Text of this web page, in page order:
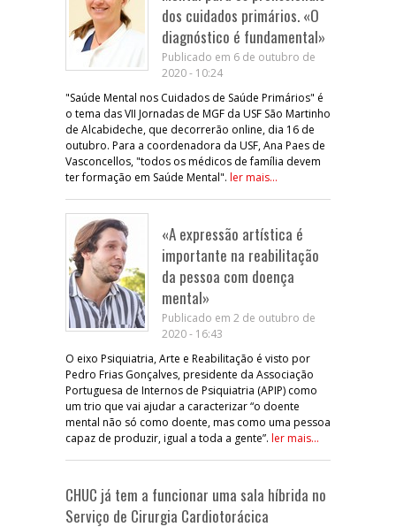
dos cuidados primários. «O
diagnóstico é fundamental»
Publicado em 6 de outubro de
2020 - 10:24
"Saúde Mental nos Cuidados de Saúde Primários" é
o tema das VII Jornadas de MGF da USF São Martinho
de Alcabideche, que decorrerão online, dia 16 de
outubro. Para a coordenadora da USF, Ana Paes de
Vasconcellos, "todos os médicos de família devem
ter formação em Saúde Mental". ler mais...
«A expressão artística é
importante na reabilitação
da pessoa com doença
mental»
Publicado em 2 de outubro de
2020 - 16:43
O eixo Psiquiatria, Arte e Reabilitação é visto por
Pedro Frias Gonçalves, presidente da Associação
Portuguesa de Internos de Psiquiatria (APIP) como
um trio que vai ajudar a caracterizar “o doente
mental não só como doente, mas como uma pessoa
capaz de produzir, igual a toda a gente”. ler mais...
CHUC já tem a funcionar uma sala híbrida no
Serviço de Cirurgia Cardiotorácica